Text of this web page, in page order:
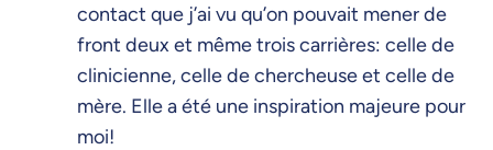
contact que j’ai vu qu’on pouvait mener de
front deux et même trois carrières: celle de
clinicienne, celle de chercheuse et celle de
mère. Elle a été une inspiration majeure pour
moi!